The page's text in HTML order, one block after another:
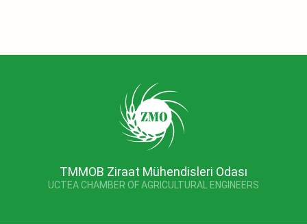
TMMOB Ziraat Mühendisleri Odası
UCTEA CHAMBER OF AGRICULTURAL ENGINEERS